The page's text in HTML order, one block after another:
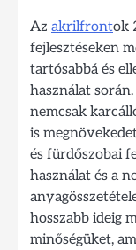
Az akrilfrontok
fejlesztéseken
tartósabbá és
használat
nemcsak
is
és fürdőszobai
használat és a
hosszabb ideig
minőségüket,